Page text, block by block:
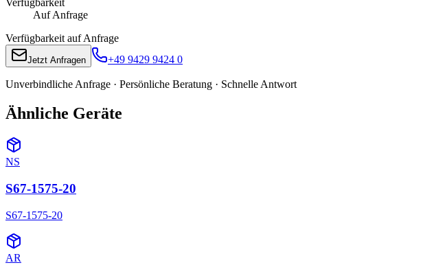
Verfügbarkeit
Auf Anfrage
Verfügbarkeit auf Anfrage
Jetzt Anfragen +49 9429 9424 0
Unverbindliche Anfrage · Persönliche Beratung · Schnelle Antwort
Ähnliche Geräte
NS
S67-1575-20
S67-1575-20
AR